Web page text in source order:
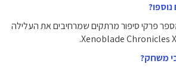
פרקי סיפור מרתקים שמרחיבים את העלילה
משחק?